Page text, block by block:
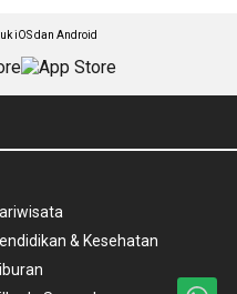
iOS dan Android
& Kesehatan